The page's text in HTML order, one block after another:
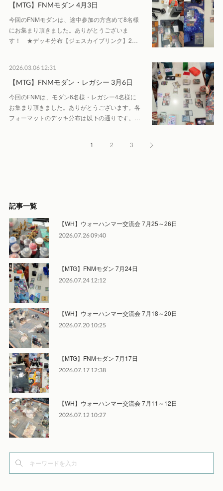
【MTG】FNMモダン 4月3日
今回のFNMモダンは、途中参加の方含めて8名様
にお集まり頂きました。ありがとうございま
す！ ★デッキ分布【ジェスカイブリンク】2…
2026.03.06 12:31
【MTG】FNMモダン・レガシー 3月6日
今回のFNMは、モダン6名様・レガシー4名様に
お集まり頂きました。ありがとうございます。各
フォーマットのデッキ分布は以下の通りです。…
1 2 3
記事一覧
【WH】ウォーハンマー交流会 7月25～26日
2026.07.26 09:40
【MTG】FNMモダン 7月24日
2026.07.24 12:12
【WH】ウォーハンマー交流会 7月18～20日
2026.07.20 10:25
【MTG】FNMモダン 7月17日
2026.07.17 12:38
【WH】ウォーハンマー交流会 7月11～12日
2026.07.12 10:27